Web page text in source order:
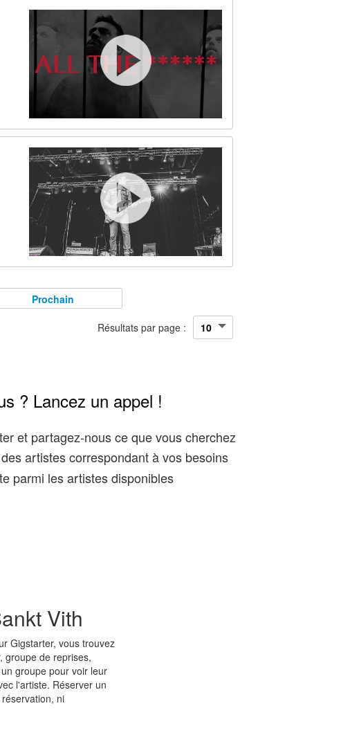
Prochain
Résultats par page :
? Lancez un appel !
et partagez-nous ce que vous cherchez
artistes correspondant à vos besoins
parmi les artistes disponibles
Vith
Gigstarter, vous trouvez
groupe de reprises,
groupe pour voir leur
l'artiste. Réserver un
ni